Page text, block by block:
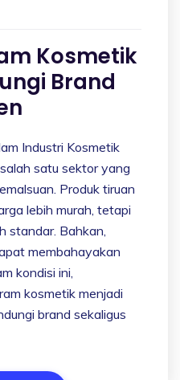
Kosmetik
Brand
Industri Kosmetik
satu sektor yang
Produk tiruan
lebih murah, tetapi
standar. Bahkan,
membahayakan
kondisi ini,
kosmetik menjadi
brand sekaligus